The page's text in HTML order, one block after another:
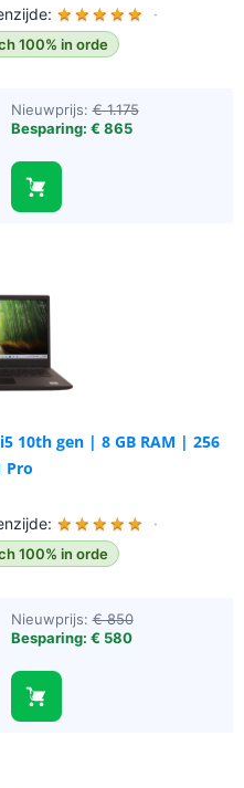
★ ★ ★ ★ ★
·
100% in orde
Nieuwprijs:€ 1.175
Besparing: € 865
10th gen | 8 GB RAM | 256
Pro
★ ★ ★ ★ ★
·
100% in orde
Nieuwprijs:€ 850
Besparing: € 580